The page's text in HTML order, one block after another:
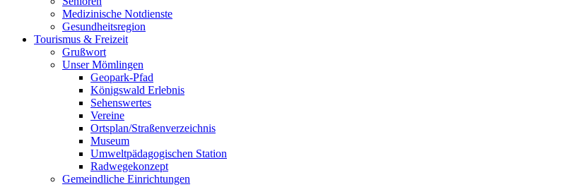
Medizinische Notdienste
Gesundheitsregion
Tourismus & Freizeit
Grußwort
Unser Mömlingen
Geopark-Pfad
Königswald Erlebnis
Sehenswertes
Vereine
Ortsplan/Straßenverzeichnis
Museum
Umweltpädagogischen Station
Radwegekonzept
Gemeindliche Einrichtungen